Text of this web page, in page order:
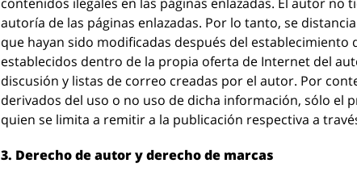
autoría de las páginas enlazadas. Por lo tanto, se
que hayan sido modificadas después del establecimiento
establecidos dentro de la propia oferta de Internet del
discusión y listas de correo creadas por el autor. Por
derivados del uso o no uso de dicha información, sólo el
quien se limita a remitir a la publicación respectiva a
3. Derecho de autor y derecho de marcas